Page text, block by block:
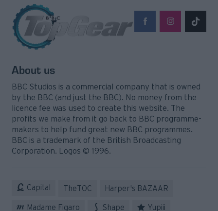
About us
BBC Studios is a commercial company that is owned
by the BBC (and just the BBC). No money from the
licence fee was used to create this website. The
profits we make from it go back to BBC programme-
makers to help fund great new BBC programmes.
BBC is a trademark of the British Broadcasting
Corporation. Logos © 1996.
Capital TheTOC Harper's BAZAAR
Madame Figaro Shape Yupiii